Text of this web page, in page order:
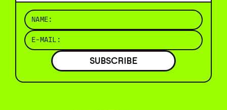
SUBSCRIBE